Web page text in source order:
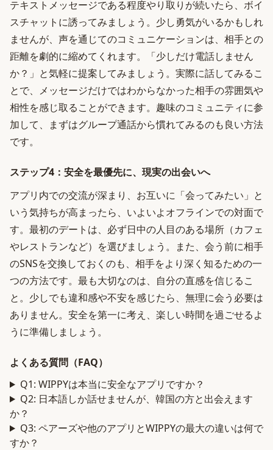
テキストメッセージである程度やり取りが続いたら、ボイ
スチャットに誘ってみましょう。少し勇気がいるかもしれ
ませんが、声を通じてのコミュニケーションは、相手との
距離を劇的に縮めてくれます。「少しだけ電話しません
か？」と気軽に提案してみましょう。実際に話してみるこ
とで、メッセージだけではわからなかった相手の雰囲気や
相性を感じ取ることができます。趣味のコミュニティに参
加して、まずはグループ通話から慣れてみるのも良い方法
です。
ステップ4：安全を最優先に、現実の出会いへ
アプリ内での交流が深まり、お互いに「会ってみたい」と
いう気持ちが高まったら、いよいよオフラインでの対面で
す。最初のデートは、必ず日中の人目のある場所（カフェ
やレストランなど）を選びましょう。また、会う前に相手
のSNSを交換しておくのも、相手をより深く知るための一
つの方法です。最も大切なのは、自分の直感を信じるこ
と。少しでも違和感や不安を感じたら、無理に会う必要は
ありません。安全を第一に考え、楽しい時間を過ごせるよ
うに準備しましょう。
よくある質問（FAQ）
Q1: WIPPYは本当に安全なアプリですか？
Q2: 日本語しか話せませんが、韓国の方と出会えます
か？
Q3: ペアーズや他のアプリとWIPPYの最大の違いは何で
すか？